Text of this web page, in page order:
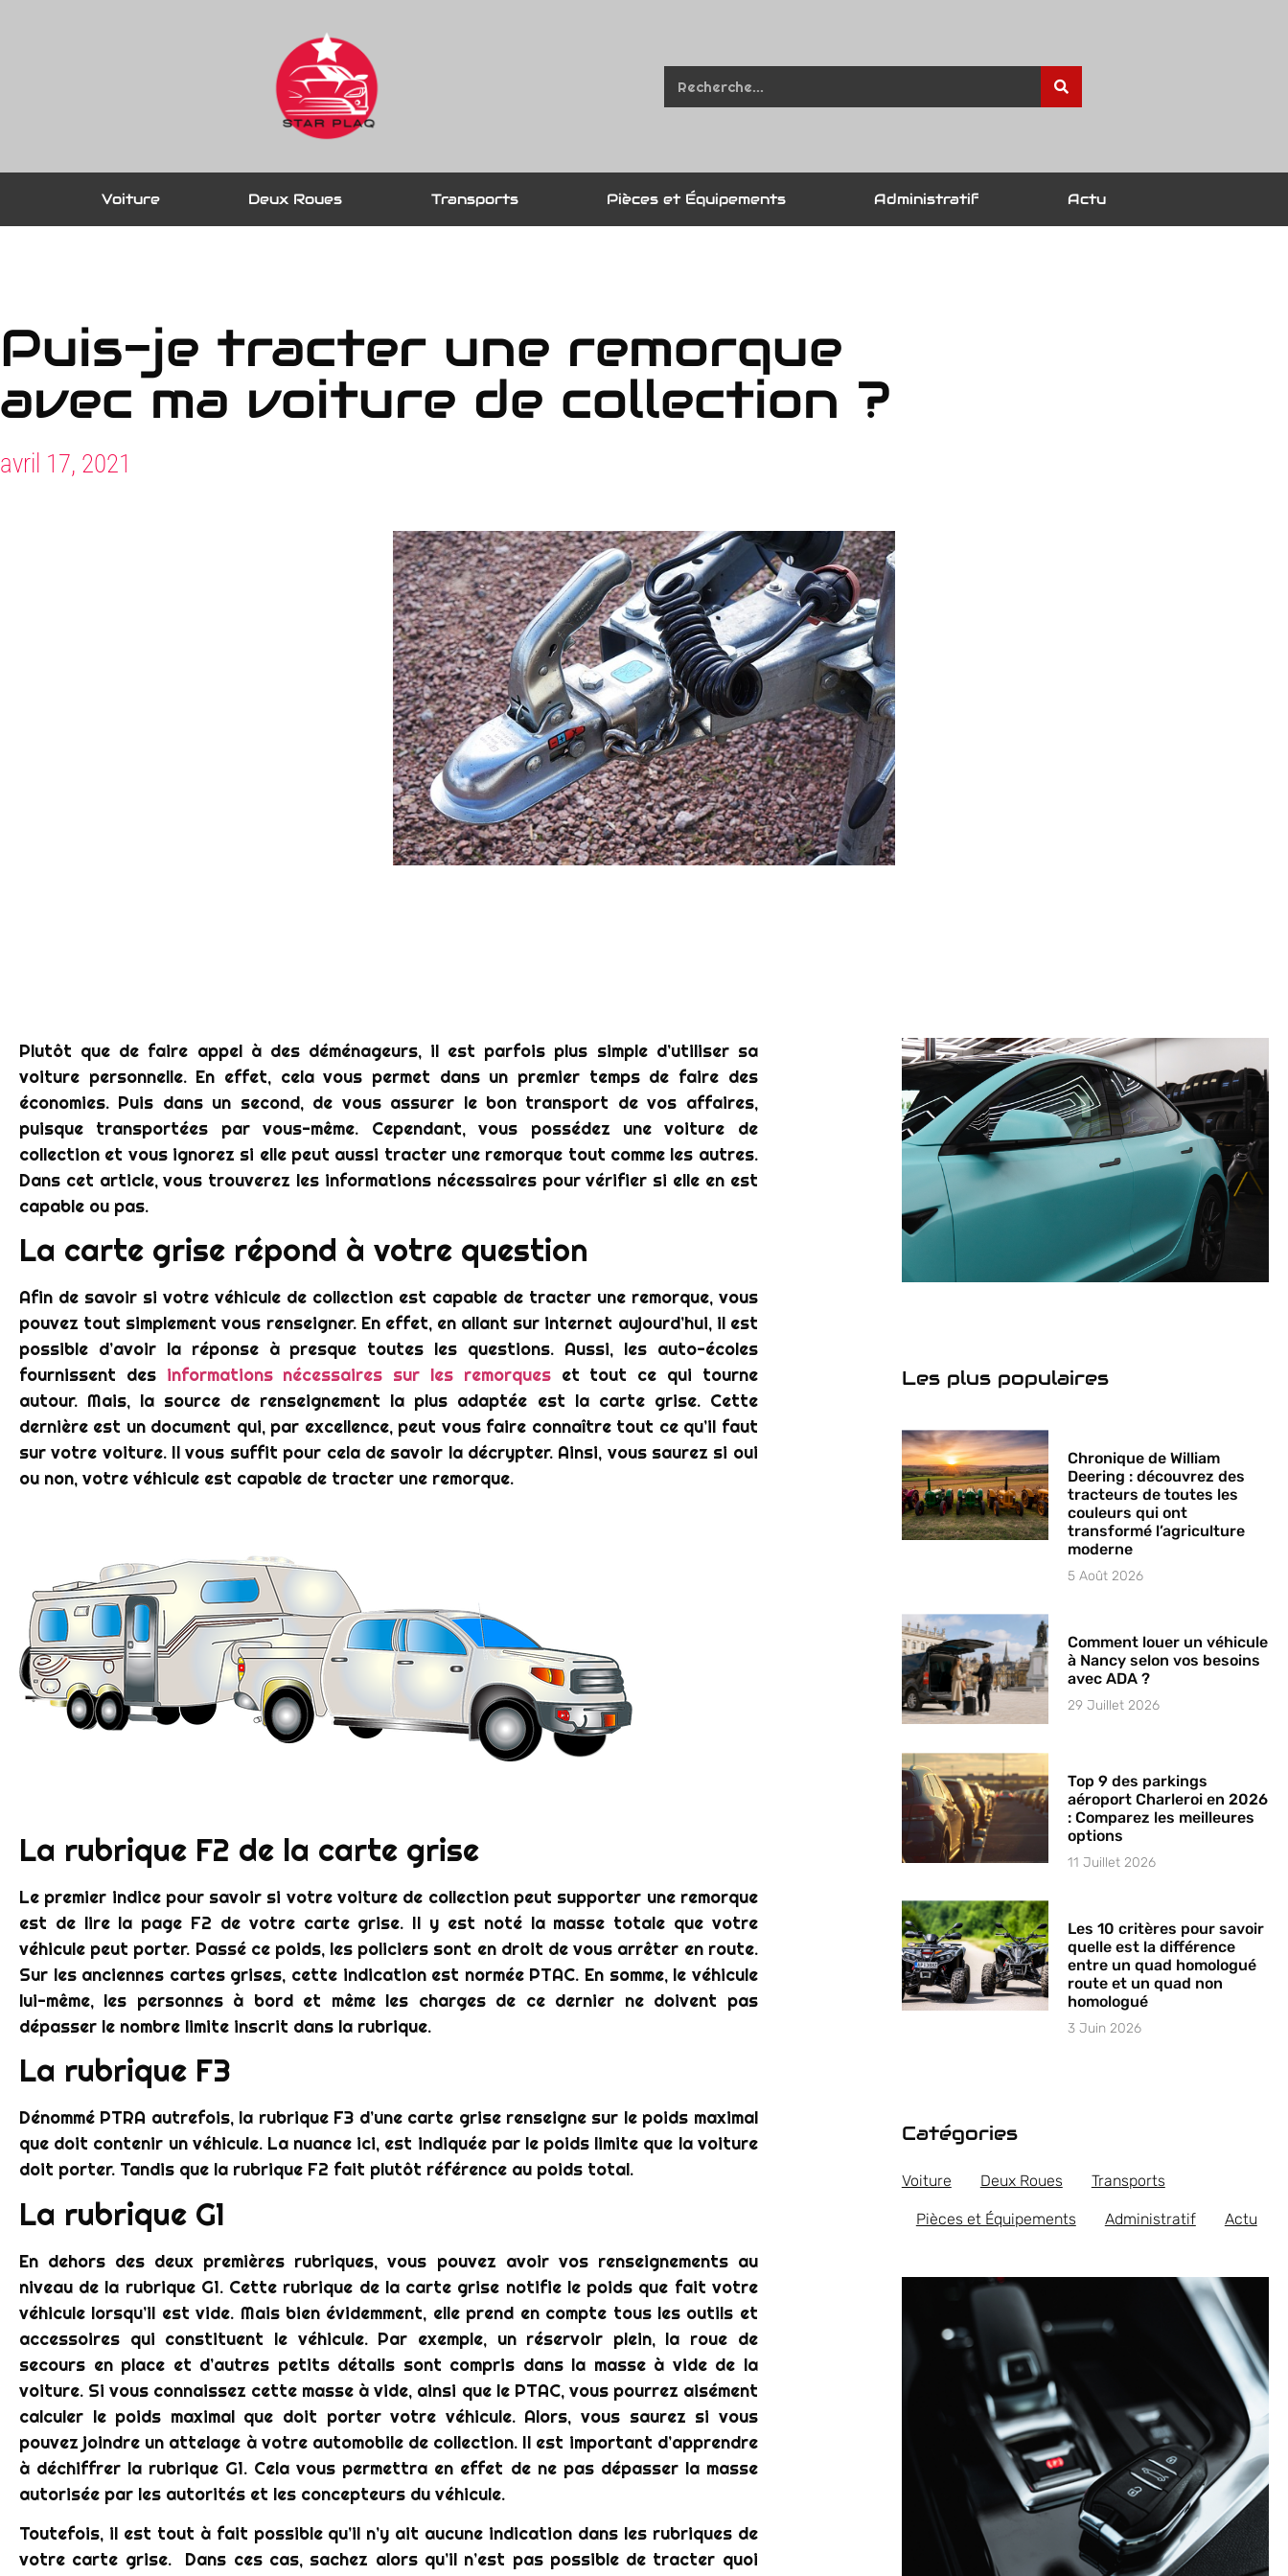
Voiture Deux Roues Transports Pièces et Équipements Administratif Actu
Puis-je tracter une remorque
avec ma voiture de collection ?
avril 17, 2021
Plutôt que de faire appel à des déménageurs, il est parfois plus simple d’utiliser sa
voiture personnelle. En effet, cela vous permet dans un premier temps de faire des
économies. Puis dans un second, de vous assurer le bon transport de vos affaires,
puisque transportées par vous-même. Cependant, vous possédez une voiture de
collection et vous ignorez si elle peut aussi tracter une remorque tout comme les autres.
Dans cet article, vous trouverez les informations nécessaires pour vérifier si elle en est
capable ou pas.
La carte grise répond à votre question
Afin de savoir si votre véhicule de collection est capable de tracter une remorque, vous
pouvez tout simplement vous renseigner. En effet, en allant sur internet aujourd’hui, il est
possible d’avoir la réponse à presque toutes les questions. Aussi, les auto-écoles
fournissent des informations nécessaires sur les remorqueset tout ce qui tourne
autour. Mais, la source de renseignement la plus adaptée est la carte grise. Cette
dernière est un document qui, par excellence, peut vous faire connaître tout ce qu’il faut
sur votre voiture. Il vous suffit pour cela de savoir la décrypter. Ainsi, vous saurez si oui
ou non, votre véhicule est capable de tracter une remorque.
La rubrique F2 de la carte grise
Le premier indice pour savoir si votre voiture de collection peut supporter une remorque
est de lire la page F2 de votre carte grise. Il y est noté la masse totale que votre
véhicule peut porter. Passé ce poids, les policiers sont en droit de vous arrêter en route.
Sur les anciennes cartes grises, cette indication est normée PTAC. En somme, le véhicule
lui-même, les personnes à bord et même les charges de ce dernier ne doivent pas
dépasser le nombre limite inscrit dans la rubrique.
La rubrique F3
Dénommé PTRA autrefois, la rubrique F3 d’une carte grise renseigne sur le poids maximal
que doit contenir un véhicule. La nuance ici, est indiquée par le poids limite que la voiture
doit porter. Tandis que la rubrique F2 fait plutôt référence au poids total.
La rubrique G1
En dehors des deux premières rubriques, vous pouvez avoir vos renseignements au
niveau de la rubrique G1. Cette rubrique de la carte grise notifie le poids que fait votre
véhicule lorsqu’il est vide. Mais bien évidemment, elle prend en compte tous les outils et
accessoires qui constituent le véhicule. Par exemple, un réservoir plein, la roue de
secours en place et d’autres petits détails sont compris dans la masse à vide de la
voiture. Si vous connaissez cette masse à vide, ainsi que le PTAC, vous pourrez aisément
calculer le poids maximal que doit porter votre véhicule. Alors, vous saurez si vous
pouvez joindre un attelage à votre automobile de collection. Il est important d’apprendre
à déchiffrer la rubrique G1. Cela vous permettra en effet de ne pas dépasser la masse
autorisée par les autorités et les concepteurs du véhicule.
Toutefois, il est tout à fait possible qu’il n’y ait aucune indication dans les rubriques de
votre carte grise. Dans ces cas, sachez alors qu’il n’est pas possible de tracter quoi
Les plus populaires
Chronique de William
Deering : découvrez des
tracteurs de toutes les
couleurs qui ont
transformé l’agriculture
moderne
5 Août 2026
Comment louer un véhicule
à Nancy selon vos besoins
avec ADA ?
29 Juillet 2026
Top 9 des parkings
aéroport Charleroi en 2026
: Comparez les meilleures
options
11 Juillet 2026
Les 10 critères pour savoir
quelle est la différence
entre un quad homologué
route et un quad non
homologué
3 Juin 2026
Catégories
Voiture Deux Roues Transports
Pièces et Équipements Administratif Actu